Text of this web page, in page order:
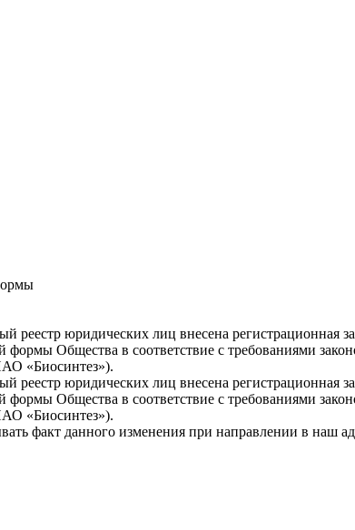
юридических лиц внесена регистрационная
Общества в соответствие с требованиями
«Биосинтез»).
юридических лиц внесена регистрационная
Общества в соответствие с требованиями
«Биосинтез»).
факт данного изменения при направлении в наш